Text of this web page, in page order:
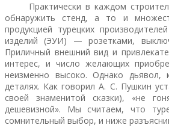
Практически в каждом
обнаружить стенд, а то и
продукцией турецких
изделий (ЭУИ) — розетками,
Приличный внешний вид и
интерес, и число желающих
неизменно высоко. Однако дьявол,
деталях. Как говорил А. С. Пушкин
своей знаменитой сказки), «не
дешевизной». Мы считаем, что
сомнительный выбор, и ниже